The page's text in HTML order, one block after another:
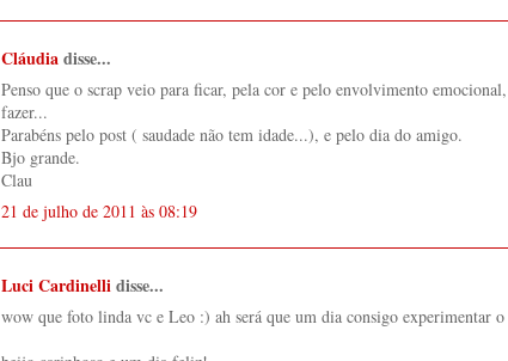
Cláudiadisse...
Penso que o scrap veio para ficar, pela cor e pelo envolvimento
fazer...
Parabéns pelo post ( saudade não tem idade...), e pelo dia do amigo.
Bjo grande.
Clau
21 de julho de 2011 às 08:19
Luci Cardinellidisse...
wow que foto linda vc e Leo :) ah será que um dia consigo experimentar